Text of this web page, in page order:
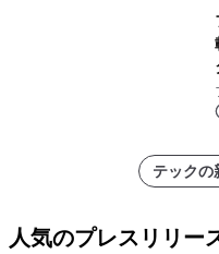
テックの
人気のプレスリリー